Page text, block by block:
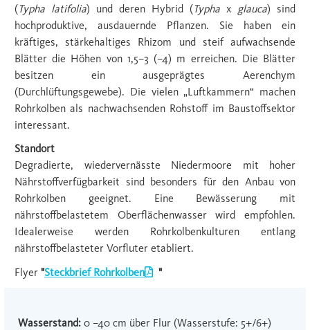
(Typha latifolia) und deren Hybrid (Typha x glauca) sind
hochproduktive, ausdauernde Pﬂanzen. Sie haben ein
kräftiges, stärkehaltiges Rhizom und steif aufwachsende
Blätter die Höhen von 1,5–3 (–4) m erreichen. Die Blätter
besitzen ein ausgeprägtes Aerenchym
(Durchlüftungsgewebe). Die vielen „Luftkammern“ machen
Rohrkolben als nachwachsenden Rohstoff im Baustoffsektor
interessant.
Standort
Degradierte, wiedervernässte Niedermoore mit hoher
Nährstoffverfügbarkeit sind besonders für den Anbau von
Rohrkolben geeignet. Eine Bewässerung mit
nährstoffbelastetem Oberﬂächenwasser wird empfohlen.
Idealerweise werden Rohrkolbenkulturen entlang
nährstoffbelasteter Vorﬂuter etabliert.
Flyer "Steckbrief Rohrkolben "
Wasserstand: 0 –40 cm über Flur (Wasserstufe: 5+/6+)